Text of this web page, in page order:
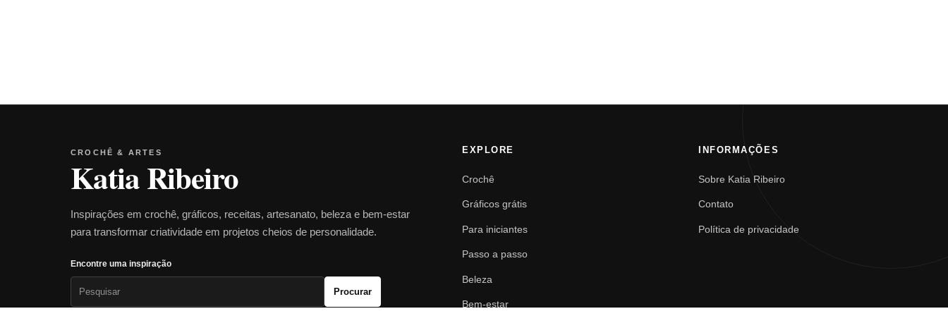
CROCHÊ & ARTES
Katia Ribeiro
Inspirações em crochê, gráficos, receitas, artesanato, beleza e bem-estar
para transformar criatividade em projetos cheios de personalidade.
Encontre uma inspiração
Procurar
EXPLORE
Crochê
Gráficos grátis
Para iniciantes
Passo a passo
Beleza
Bem-estar
INFORMAÇÕES
Sobre Katia Ribeiro
Contato
Política de privacidade